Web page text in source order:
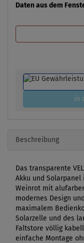
Daten aus dem
in
Beschreibung
Das transparente
Akku und Solarpanel
Weinrot mit
modernes Design
maximalem
Solarzelle und des
Faltstore völlig
einfache Montage